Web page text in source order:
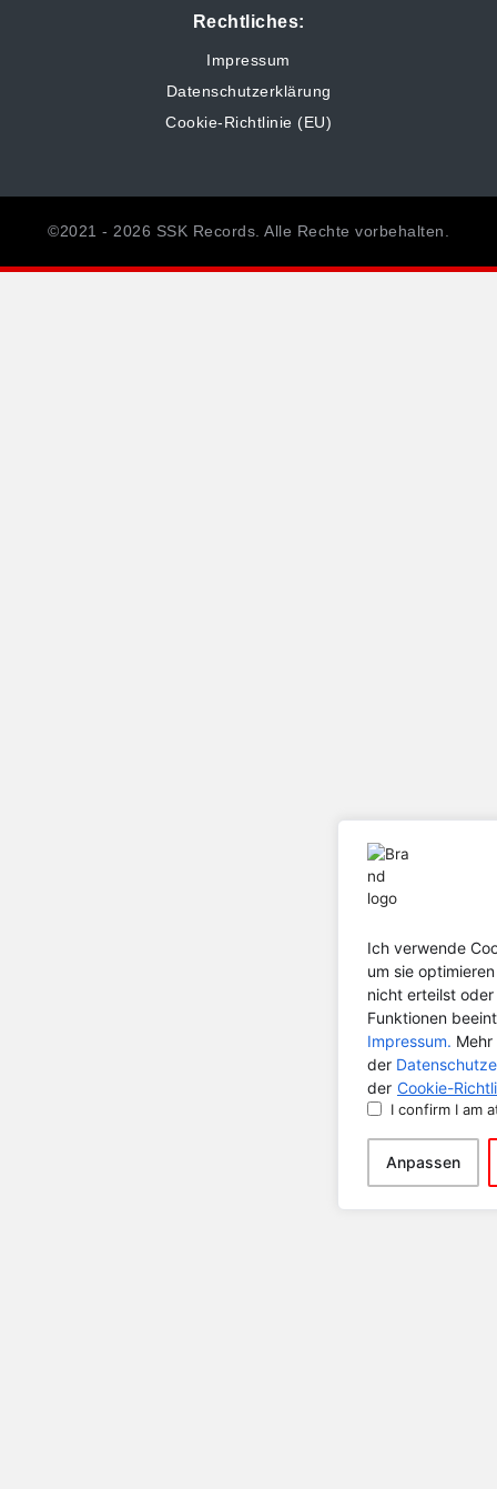
Ich verwende
um sie
nicht erteilst
Funktionen
Impressum.
der
der Cookie-
I confirm I am
Anpassen
Rechtliches:
Impressum
Datenschutzerklärung
Cookie-Richtlinie (EU)
©2021 - 2026 SSK Records. Alle Rechte vorbehalten.